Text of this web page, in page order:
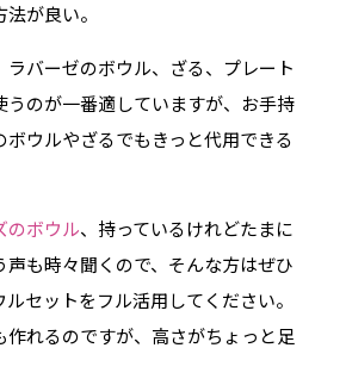
が良い。
バーゼのボウル、ざる、プレート
うのが一番適していますが、お手持
ボウルやざるでもきっと代用できる
のボウル、持っているけれどたまに
声も時々聞くので、そんな方はぜひ
セットをフル活用してください。
作れるのですが、高さがちょっと足